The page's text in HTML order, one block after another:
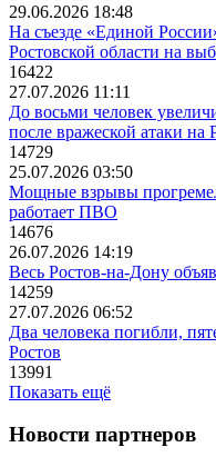
29.06.2026 18:48
На съезде «Единой
Ростовской области на
16422
27.07.2026 11:11
До восьми человек
после вражеской атаки на
14729
25.07.2026 03:50
Мощные взрывы
работает ПВО
14676
26.07.2026 14:19
Весь Ростов-на-Дону
14259
27.07.2026 06:52
Два человека погибли,
Ростов
13991
Показать ещё
Новости партнеров